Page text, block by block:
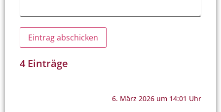
4 Einträge
6. März 2026 um 14:01 Uhr